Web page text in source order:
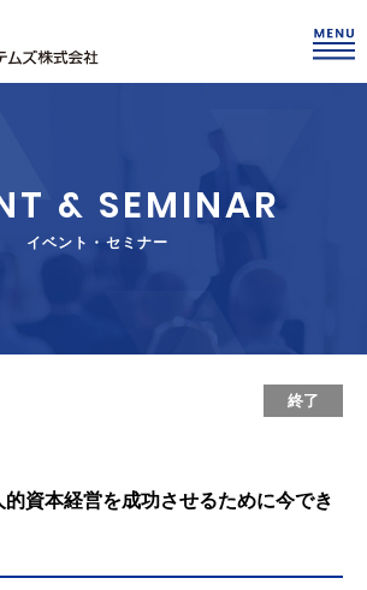
& SEMINAR
イベント・セミナー
終了
的資本経営を成功させるために今でき